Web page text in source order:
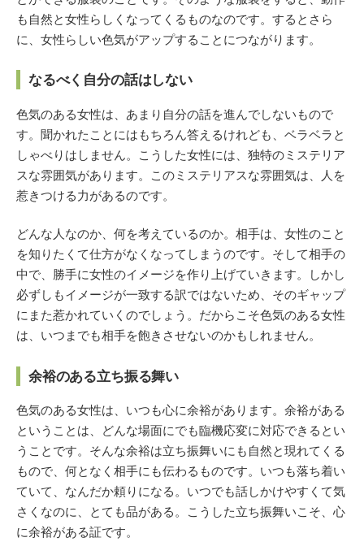
も自然と女性らしくなってくるものなのです。するとさら
に、女性らしい色気がアップすることにつながります。
なるべく自分の話はしない
色気のある女性は、あまり自分の話を進んでしないもので
す。聞かれたことにはもちろん答えるけれども、ベラベラと
しゃべりはしません。こうした女性には、独特のミステリア
スな雰囲気があります。このミステリアスな雰囲気は、人を
惹きつける力があるのです。
どんな人なのか、何を考えているのか。相手は、女性のこと
を知りたくて仕方がなくなってしまうのです。そして相手の
中で、勝手に女性のイメージを作り上げていきます。しかし
必ずしもイメージが一致する訳ではないため、そのギャップ
にまた惹かれていくのでしょう。だからこそ色気のある女性
は、いつまでも相手を飽きさせないのかもしれません。
余裕のある立ち振る舞い
色気のある女性は、いつも心に余裕があります。余裕がある
ということは、どんな場面にでも臨機応変に対応できるとい
うことです。そんな余裕は立ち振舞いにも自然と現れてくる
もので、何となく相手にも伝わるものです。いつも落ち着い
ていて、なんだか頼りになる。いつでも話しかけやすくて気
さくなのに、とても品がある。こうした立ち振舞いこそ、心
に余裕がある証です。